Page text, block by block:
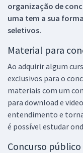
organização de
uma tem a sua
seletivos.
Material para
Ao adquirir algum
exclusivos para o
materiais com um
para download e
entendimento e
é possível estudar
Concurso público